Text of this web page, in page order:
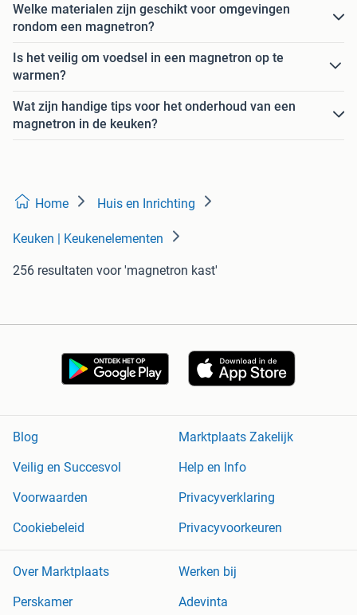
Welke materialen zijn geschikt voor omgevingen
rondom een magnetron?
Is het veilig om voedsel in een magnetron op te
warmen?
Wat zijn handige tips voor het onderhoud van een
magnetron in de keuken?
Home Huis en Inrichting
Keuken | Keukenelementen
256 resultaten voor 'magnetron kast'
Blog
Marktplaats Zakelijk
Veilig en Succesvol
Help en Info
Voorwaarden
Privacyverklaring
Cookiebeleid
Privacyvoorkeuren
Over Marktplaats
Werken bij
Perskamer
Adevinta